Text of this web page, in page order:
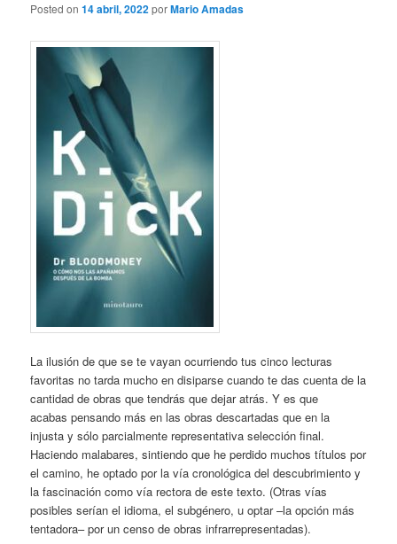
Posted on14 abril, 2022porMario Amadas
La ilusión de que se te vayan ocurriendo tus cinco lecturas
favoritas no tarda mucho en disiparse cuando te das cuenta de la
cantidad de obras que tendrás que dejar atrás. Y es que
acabas pensando más en las obras descartadas que en la
injusta y sólo parcialmente representativa selección final.
Haciendo malabares, sintiendo que he perdido muchos títulos por
el camino, he optado por la vía cronológica del descubrimiento y
la fascinación como vía rectora de este texto. (Otras vías
posibles serían el idioma, el subgénero, u optar –la opción más
tentadora– por un censo de obras infrarrepresentadas).